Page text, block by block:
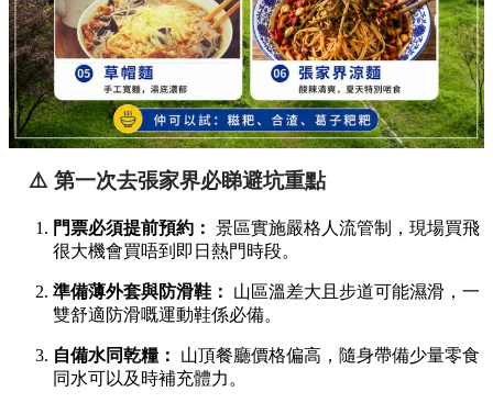
⚠️ 第一次去張家界必睇避坑重點
門票必須提前預約： 景區實施嚴格人流管制，現場買飛
很大機會買唔到即日熱門時段。
準備薄外套與防滑鞋：
山區溫差大且步道可能濕滑，一
雙舒適防滑嘅運動鞋係必備。
自備水同乾糧：
山頂餐廳價格偏高，隨身帶備少量零食
同水可以及時補充體力。